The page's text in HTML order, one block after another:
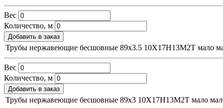
Вес
Количество, м
Добавить в заказ
Трубы нержавеющие бесшовные 89х3.5 10Х17Н13М2Т мало
Вес
Количество, м
Добавить в заказ
Трубы нержавеющие бесшовные 89х3 10Х17Н13М2Т мало